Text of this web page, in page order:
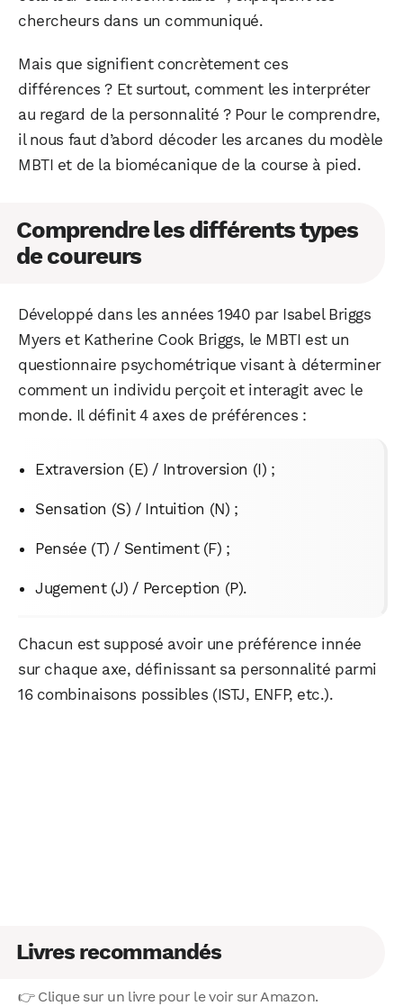
chercheurs dans un communiqué.
Mais que signifient concrètement ces
différences ? Et surtout, comment les interpréter
au regard de la personnalité ? Pour le comprendre,
il nous faut d’abord décoder les arcanes du modèle
MBTI et de la biomécanique de la course à pied.
Comprendre les différents types
de coureurs
Développé dans les années 1940 par Isabel Briggs
Myers et Katherine Cook Briggs, le MBTI est un
questionnaire psychométrique visant à déterminer
comment un individu perçoit et interagit avec le
monde. Il définit 4 axes de préférences :
Extraversion (E) / Introversion (I) ;
Sensation (S) / Intuition (N) ;
Pensée (T) / Sentiment (F) ;
Jugement (J) / Perception (P).
Chacun est supposé avoir une préférence innée
sur chaque axe, définissant sa personnalité parmi
16 combinaisons possibles (ISTJ, ENFP, etc.).
Livres recommandés
👉 Clique sur un livre pour le voir sur Amazon.